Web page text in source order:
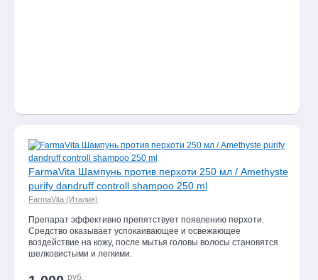
FarmaVita Шампунь против перхоти 250 мл / Amethyste
purify dandruff controll shampoo 250 ml
FarmaVita (Италия)
Препарат эффективно препятствует появлению перхоти.
Средство оказывает успокаивающее и освежающее
воздействие на кожу, после мытья головы волосы становятся
шелковистыми и легкими.
руб.